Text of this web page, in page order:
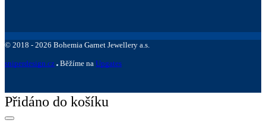
© 2018 - 2026 Bohemia Garnet Jewellery a.s.
sniperdesign.cz Běžíme na Upgates
Přidáno do košíku